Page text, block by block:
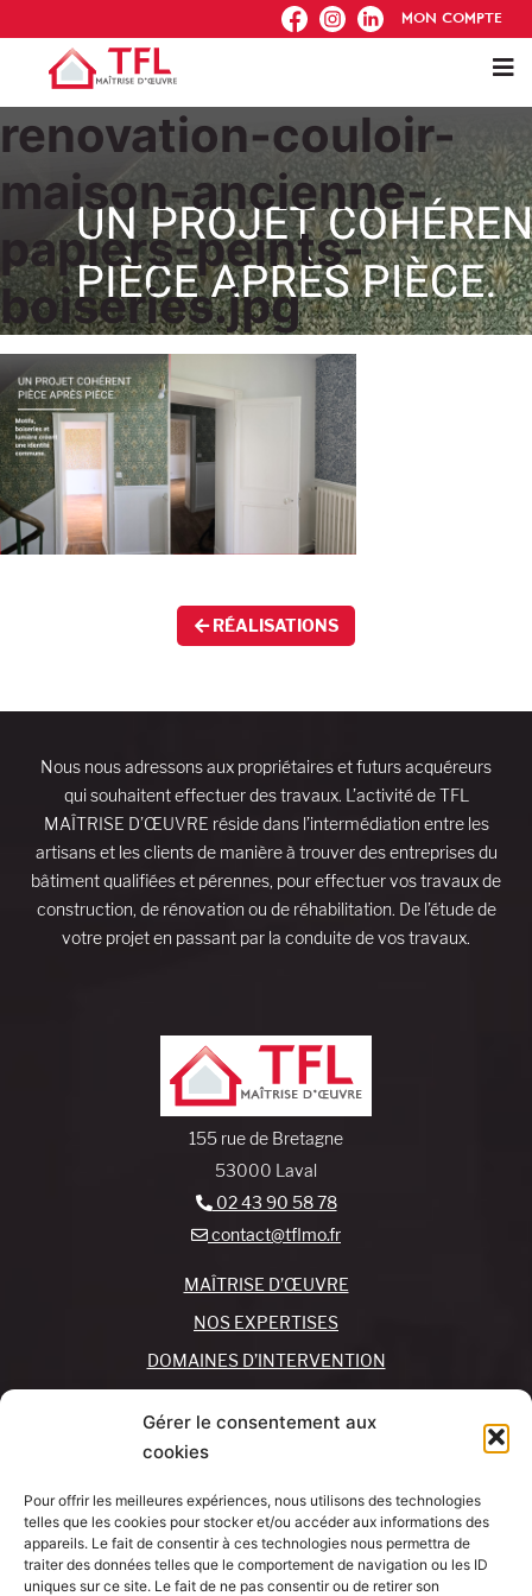
Gérer le consentement aux
cookies
Pour offrir les meilleures expériences, nous utilisons des technologies
telles que les cookies pour stocker et/ou accéder aux informations des
appareils. Le fait de consentir à ces technologies nous permettra de
traiter des données telles que le comportement de navigation ou les ID
uniques sur ce site. Le fait de ne pas consentir ou de retirer son
FB IG IN MON COMPTE
renovation-couloir-
maison-ancienne-
papiers-peints-
boiseries.jpg
RÉALISATIONS
Nous nous adressons aux propriétaires et futurs acquéreurs
qui souhaitent effectuer des travaux. L’activité de TFL
MAÎTRISE D’ŒUVRE réside dans l’intermédiation entre les
artisans et les clients de manière à trouver des entreprises du
bâtiment qualifiées et pérennes, pour effectuer vos travaux de
construction, de rénovation ou de réhabilitation. De l’étude de
votre projet en passant par la conduite de vos travaux.
155 rue de Bretagne
53000 Laval
02 43 90 58 78
contact@tflmo.fr
MAÎTRISE D’ŒUVRE
NOS EXPERTISES
DOMAINES D’INTERVENTION
REJOIGNEZ-NOUS !
MON COMPTE
SUIVEZ-NOUS !
J’AI UN